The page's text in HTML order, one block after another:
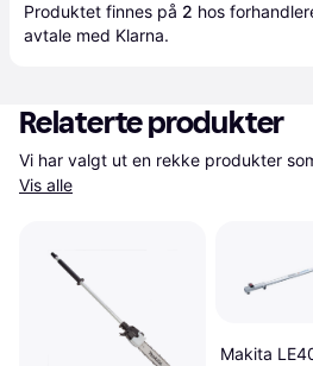
Produktet finnes på 2 hos
avtale med Klarna.
Relaterte produkter
Vis alle
Makita